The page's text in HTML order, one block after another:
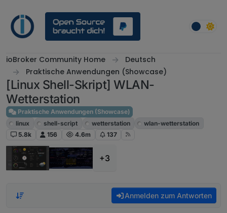
ioBroker Community Home
Deutsch
Praktische Anwendungen (Showcase)
[Linux Shell-Skript] WLAN-
Wetterstation
Praktische Anwendungen (Showcase)
linux
shell-script wetterstation
wlan-wetterstation
5.8k
156 4.6m 137
+3
Anmelden zum Antworten